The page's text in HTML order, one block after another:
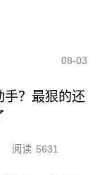
08-03
手？最狠的还
阅读 5631